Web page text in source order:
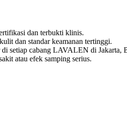
dan terbukti klinis.
dan standar keamanan tertinggi.
setiap cabang LAVALEN di Jakarta,
atau efek samping serius.